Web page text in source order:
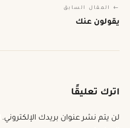
← المقال السابق
يقولون عنك
اترك تعليقًا
لن يتم نشر عنوان بريدك الإلكتروني.